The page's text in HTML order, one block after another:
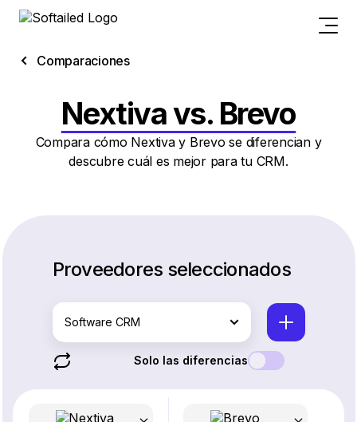
Comparaciones
Nextiva vs. Brevo
Compara cómo Nextiva y Brevo se diferencian y
descubre cuál es mejor para tu CRM.
Proveedores seleccionados
Software CRM
Solo las diferencias